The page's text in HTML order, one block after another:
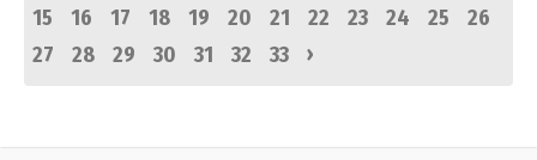
15
16 17 18 19 20 21 22 23 24 25
26
27
28 29 30 31 32 33 ›